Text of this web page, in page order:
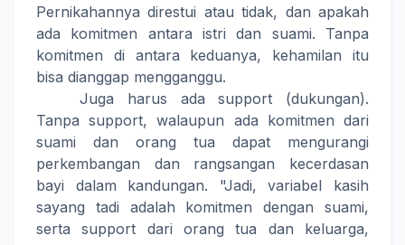
Pernikahannya direstui atau tidak, dan apakah
ada komitmen antara istri dan suami. Tanpa
komitmen di antara keduanya, kehamilan itu
bisa dianggap mengganggu.
Juga harus ada support (dukungan).
Tanpa support, walaupun ada komitmen dari
suami dan orang tua dapat mengurangi
perkembangan dan rangsangan kecerdasan
bayi dalam kandungan. "Jadi, variabel kasih
sayang tadi adalah komitmen dengan suami,
serta support dari orang tua dan keluarga,